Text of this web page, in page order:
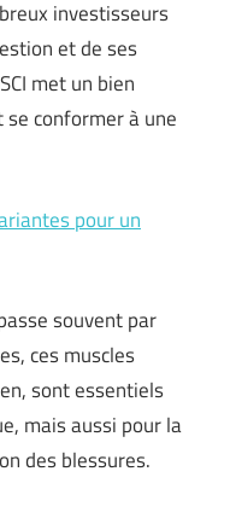
investisseurs
et de ses
met un bien
conformer à une
pour un
souvent par
ces muscles
sont essentiels
mais aussi pour la
des blessures.